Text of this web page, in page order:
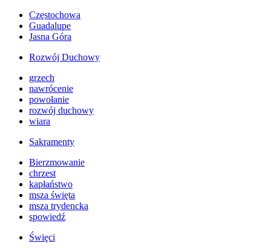
Częstochowa
Guadalupe
Jasna Góra
Rozwój Duchowy
grzech
nawrócenie
powołanie
rozwój duchowy
wiara
Sakramenty
Bierzmowanie
chrzest
kapłaństwo
msza święta
msza trydencka
spowiedź
Święci